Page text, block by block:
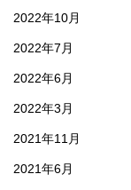
2022年10月
2022年7月
2022年6月
2022年3月
2021年11月
2021年6月